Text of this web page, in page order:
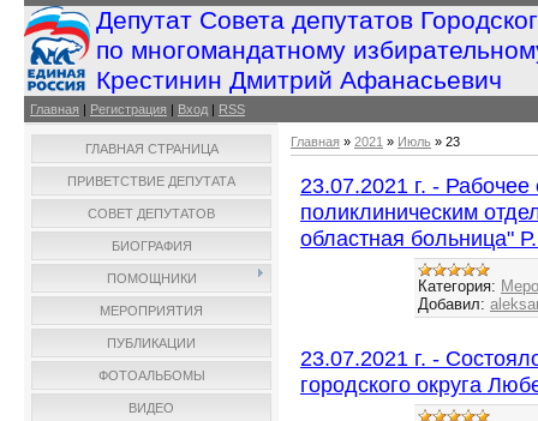
Депутат Совета депутатов
по многомандатному
Крестинин Дмитрий Афанасьевич
Главная | Регистрация | Вход | RSS
ГЛАВНАЯ СТРАНИЦА
ПРИВЕТСТВИЕ ДЕПУТАТА
СОВЕТ ДЕПУТАТОВ
БИОГРАФИЯ
ПОМОЩНИКИ
МЕРОПРИЯТИЯ
ПУБЛИКАЦИИ
ФОТОАЛЬБОМЫ
ВИДЕО
Главная » 2021 » Июль » 23
23.07.2021 г. -
поликлиническим
областная больница"
Категория:
Добавил:
23.07.2021 г. -
городского округа